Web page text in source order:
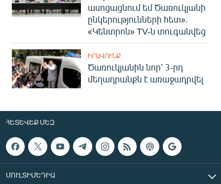
ՀԵՏԵՎԵՔ ՄԵԶ
«Ազատության» բոլոր կայքերը
ասոցացնում եմ Ծառուկյանի
ընկերությունների հետ».
«Կենտրոն» TV-ն տուգանվեց
ԻՐԱՎՈՒՆՔ
Ծառուկյանին նոր՝ 3-րդ
մեղադրանքն է առաջադրվել
ՀԵՏԵՎԵՔ ՄԵԶ
ՄՈՒԼՏԻՄԵԴԻԱ